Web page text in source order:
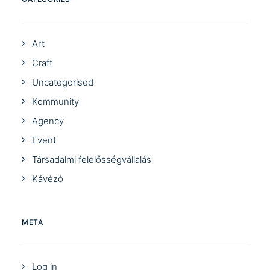
Art
Craft
Uncategorised
Kommunity
Agency
Event
Társadalmi felelősségvállalás
Kávézó
META
Log in